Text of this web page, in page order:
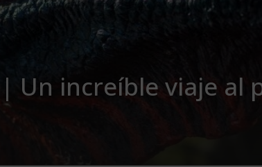
Un increíble viaje al